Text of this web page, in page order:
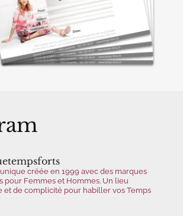
créée en 1999 avec des marques
pour Femmes et Hommes. Un lieu
et de complicité pour habiller vos Temps